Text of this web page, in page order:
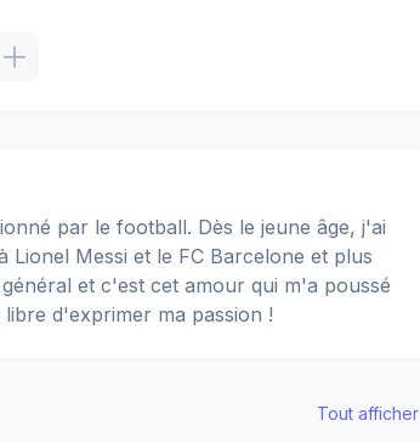
par le football. Dès le jeune âge, j'ai
Messi et le FC Barcelone et plus
et c'est cet amour qui m'a poussé
d'exprimer ma passion !
Tout afficher